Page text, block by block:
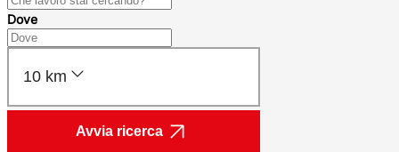
Dove
10 km
Avvia ricerca